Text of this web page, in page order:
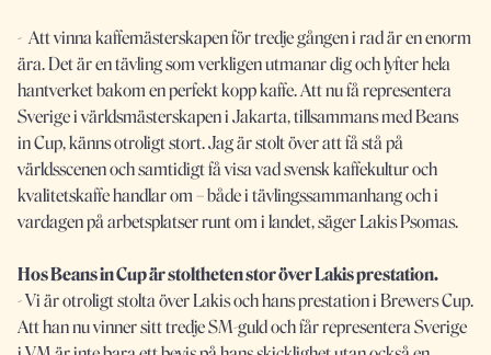
- Att vinna kaffemästerskapen för tredje gången i rad är en enorm
ära. Det är en tävling som verkligen utmanar dig och lyfter hela
hantverket bakom en perfekt kopp kaffe. Att nu få representera
Sverige i världsmästerskapen i Jakarta, tillsammans med Beans
in Cup, känns otroligt stort. Jag är stolt över att få stå på
världsscenen och samtidigt få visa vad svensk kaffekultur och
kvalitetskaffe handlar om – både i tävlingssammanhang och i
vardagen på arbetsplatser runt om i landet, säger Lakis Psomas.
Hos Beans in Cup är stoltheten stor över Lakis prestation.
- Vi är otroligt stolta över Lakis och hans prestation i Brewers Cup.
Att han nu vinner sitt tredje SM-guld och får representera Sverige